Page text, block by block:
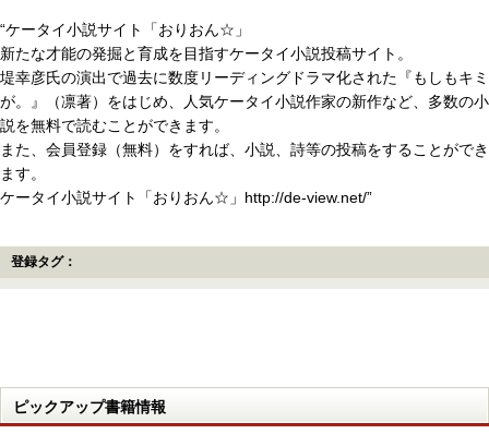
“ケータイ小説サイト「おりおん☆」
新たな才能の発掘と育成を目指すケータイ小説投稿サイト。
堤幸彦氏の演出で過去に数度リーディングドラマ化された『もしもキミ
が。』（凛著）をはじめ、人気ケータイ小説作家の新作など、多数の小
説を無料で読むことができます。
また、会員登録（無料）をすれば、小説、詩等の投稿をすることができ
ます。
ケータイ小説サイト「おりおん☆」http://de-view.net/”
登録タグ：
ピックアップ書籍情報